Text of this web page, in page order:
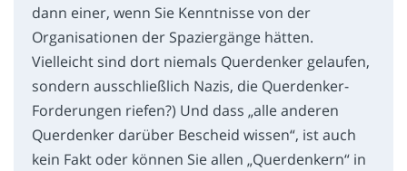
dann einer, wenn Sie Kenntnisse von der
Organisationen der Spaziergänge hätten.
Vielleicht sind dort niemals Querdenker gelaufen,
sondern ausschließlich Nazis, die Querdenker-
Forderungen riefen?) Und dass „alle anderen
Querdenker darüber Bescheid wissen“, ist auch
kein Fakt oder können Sie allen „Querdenkern“ in